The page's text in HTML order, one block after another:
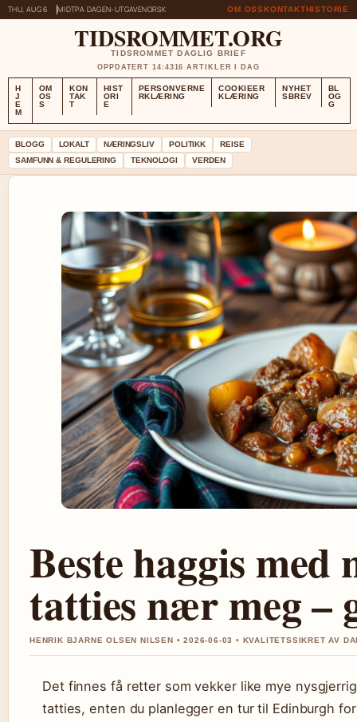
THU, AUG 6 MIDTPA DAGEN-UTGAVENORSK OM OSSKONTAKTHISTORIE
TIDSROMMET.ORG
TIDSROMMET DAGLIG BRIEF
OPPDATERT 14:4316 ARTIKLER I DAG
H
J
E
M
OM
OS
S
KON
TAK
T
HIST
ORI
E
PERSONVERNE
RKLÆRING
COOKIEER
KLÆRING
NYHET
SBREV
BL
OG
G
BLOGG LOKALT NÆRINGSLIV POLITIKK
REISE
SAMFUNN & REGULERING
TEKNOLOGI VERDEN
Beste haggis med
tatties nær meg –
HENRIK BJARNE OLSEN NILSEN • 2026-06-03 • KVALITETSSIKRET AV
Det finnes få retter som vekker like mye
tatties, enten du planlegger en tur til Edinburgh